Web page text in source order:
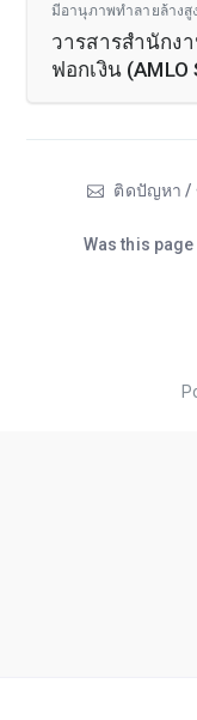
มีอานุภาพทำลายล้างสู
วารสารสำนักง
ฟอกเงิน
ติดปัญหา /
Was this